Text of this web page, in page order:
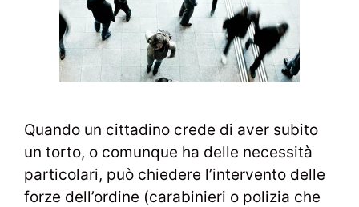
Quando un cittadino crede di aver subito
un torto, o comunque ha delle necessità
particolari, può chiedere l’intervento delle
forze dell’ordine (carabinieri o polizia che